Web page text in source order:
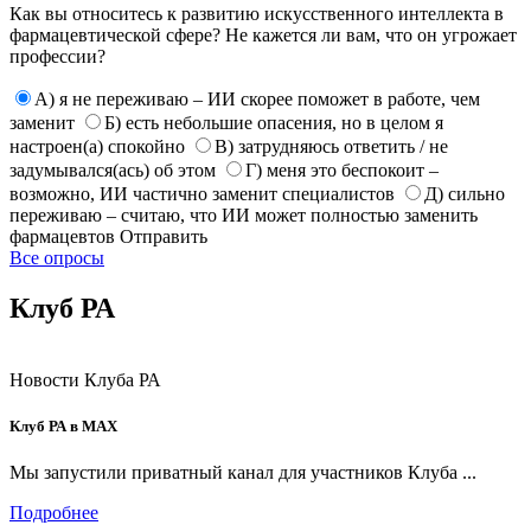
Как вы относитесь к развитию искусственного интеллекта в
фармацевтической сфере? Не кажется ли вам, что он угрожает
профессии?
А) я не переживаю – ИИ скорее поможет в работе, чем
заменит
Б) есть небольшие опасения, но в целом я
настроен(а) спокойно
В) затрудняюсь ответить / не
задумывался(ась) об этом
Г) меня это беспокоит –
возможно, ИИ частично заменит специалистов
Д) сильно
переживаю – считаю, что ИИ может полностью заменить
фармацевтов Отправить
Все опросы
Клуб РА
Новости Клуба РА
Клуб РА в MAX
Мы запустили приватный канал для участников Клуба ...
Подробнее